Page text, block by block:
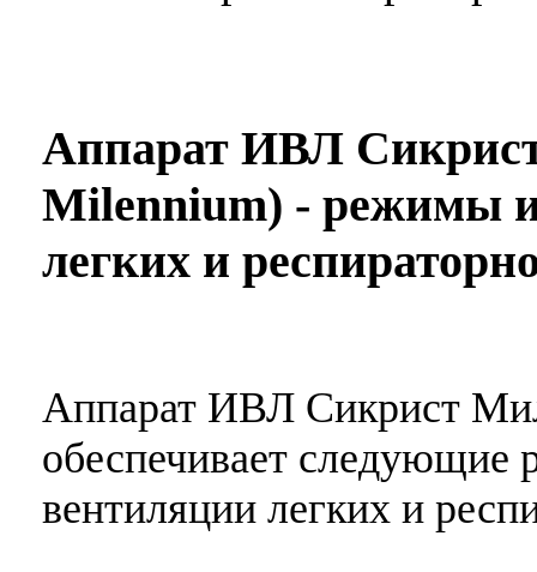
Аппарат ИВЛ
Milennium) - режимы
легких и
Аппарат ИВЛ Сикрист
обеспечивает следующие
вентиляции легких и